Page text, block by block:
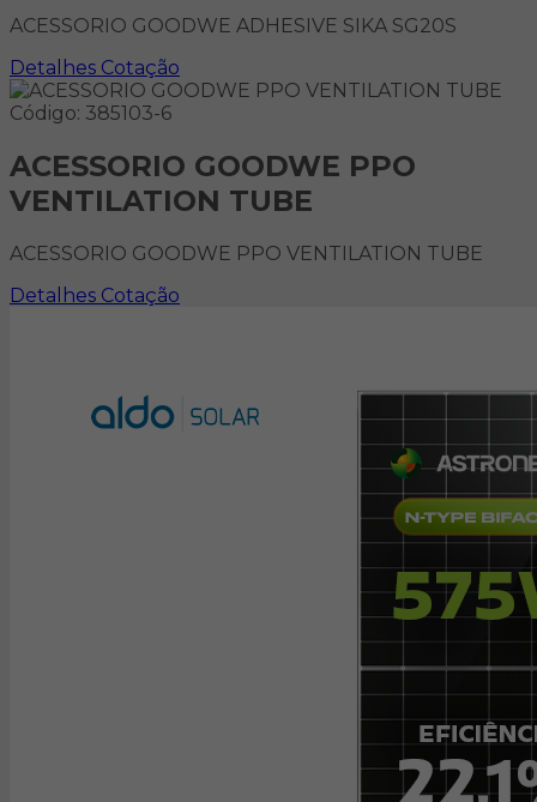
ACESSORIO GOODWE ADHESIVE SIKA SG20S
Detalhes Cotação
Código: 385103-6
ACESSORIO GOODWE PPO
VENTILATION TUBE
ACESSORIO GOODWE PPO VENTILATION TUBE
Detalhes Cotação